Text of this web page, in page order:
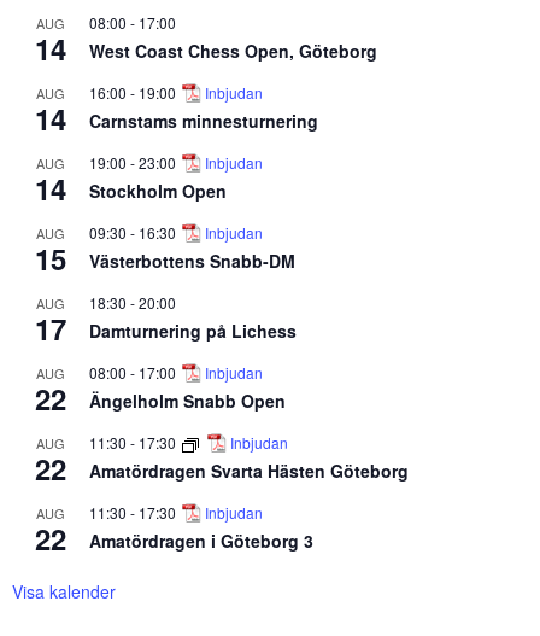
AUG
14
08:00 - 17:00
West Coast Chess Open, Göteborg
AUG
14
16:00 - 19:00 Inbjudan
Carnstams minnesturnering
AUG
14
19:00 -23:00 Inbjudan
Stockholm Open
AUG
15
09:30 - 16:30 Inbjudan
Västerbottens Snabb-DM
AUG
17
18:30 -20:00
Damturnering på Lichess
AUG
22
08:00 - 17:00 Inbjudan
Ängelholm Snabb Open
AUG
22
11:30 - 17:30 Inbjudan
Amatördragen Svarta Hästen Göteborg
AUG
22
11:30 - 17:30 Inbjudan
Amatördragen i Göteborg 3
Visa kalender